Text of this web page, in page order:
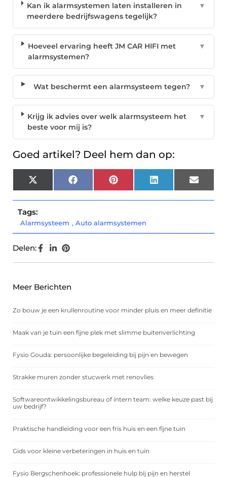
Kan ik alarmsystemen laten installeren in
meerdere bedrijfswagens tegelijk?
▼
Hoeveel ervaring heeft JM CAR HIFI met
alarmsystemen?
▼
Wat beschermt een alarmsysteem tegen? ▼
Krijg ik advies over welk alarmsysteem het
beste voor mij is?
▼
Goed artikel? Deel hem dan op:
X
(Twitter)
Facebook Pinterest LinkedIn Email
Tags:
Alarmsysteem , Auto alarmsystemen
Delen:
Meer Berichten
Zo bouw je een krullenroutine voor minder pluis en meer definitie
Maak van je tuin een fijne plek met slimme buitenverlichting
Fysio Gouda: persoonlijke begeleiding bij pijn en bewegen
Strakke muren zonder stucwerk met renovlies
Softwareontwikkelingsbureau of intern team: welke keuze past bij
uw bedrijf?
Praktische handleiding voor een fris huis en een fijne tuin
Gids voor kleine verbeteringen in huis en tuin
Fysio Bergschenhoek: professionele hulp bij pijn en herstel